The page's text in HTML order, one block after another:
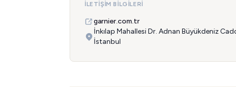
İLETIŞIM BILGILERI
garnier.com.tr
İnkılap Mahallesi Dr. Adnan Büyükdeniz
İstanbul